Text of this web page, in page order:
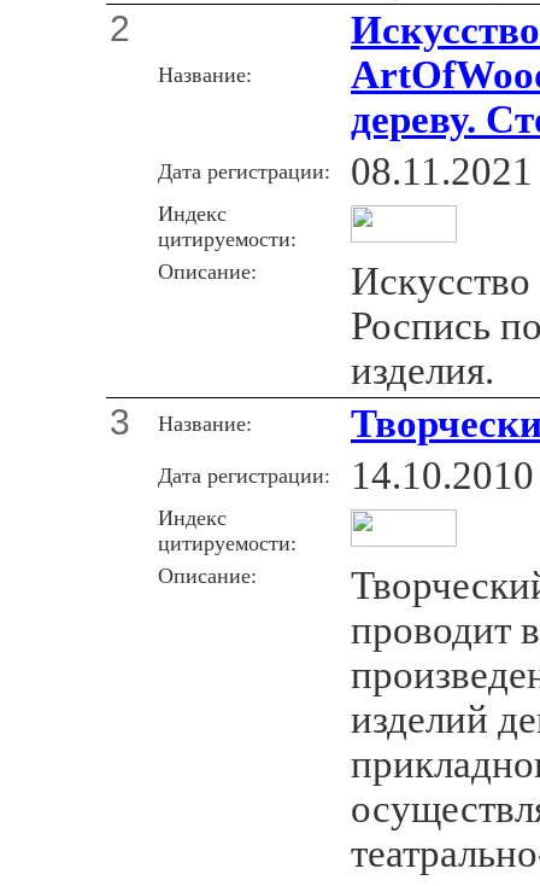
2
Название:
дереву.
Дата регистрации: 08.11.2021
Индекс
цитируемости:
Описание:
Роспись
изделия.
3 Название:
Дата регистрации: 14.10.2010
Индекс
цитируемости:
Описание:
проводит
изделий